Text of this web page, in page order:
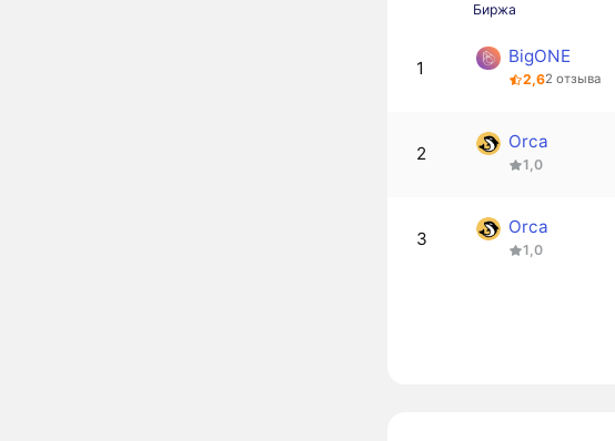
Биржа
1
BigONE
2,62 отзыва
2
Orca
1,0
3
Orca
1,0